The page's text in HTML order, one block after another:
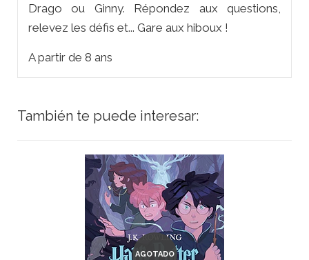
Drago ou Ginny. Répondez aux questions,
relevez les défis et... Gare aux hiboux !
A partir de 8 ans
También te puede interesar:
AGOTADO